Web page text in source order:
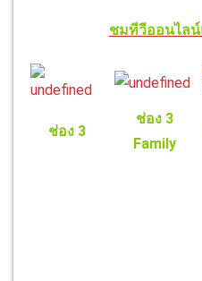
ชมทีวีออนไล
ช่อง 3
ช่อง 3
Family